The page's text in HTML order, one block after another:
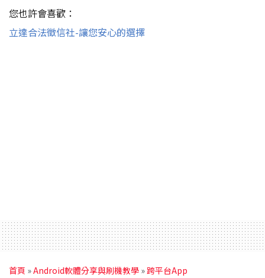
您也許會喜歡：
立達合法徵信社-讓您安心的選擇
首頁 »Android軟體分享與刷機教學 » 跨平台App